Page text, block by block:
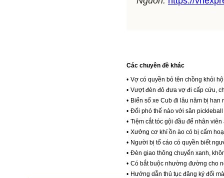
Các chuyên đề khác
• Vợ có quyền bỏ tên chồng khỏi
• Vượt đèn đỏ đưa vợ đi cấp cứu,
• Biển số xe Cub đi lâu năm bị han
• Đối phó thế nào với sân
• Tiệm cắt tóc gội đầu để nhân
• Xưởng cơ khí ồn ào có bị cấm
• Người bị tố cáo có quyền biết
• Đèn giao thông chuyển xanh,
• Có bắt buộc nhường đường cho
• Hướng dẫn thủ tục đăng ký đổi